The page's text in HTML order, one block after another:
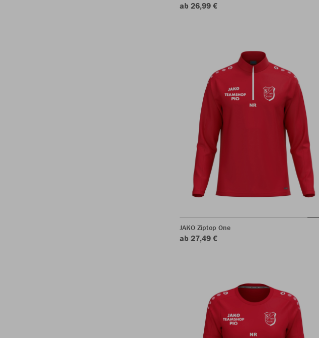
ab 26,99 €
JAKO Ziptop One
ab 27,49 €